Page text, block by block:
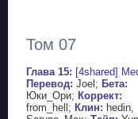
Том 07
Глава 15: [4shared]
Перевод: Joel; Бета:
Юки_Ори; Коррект:
from_hell; Клин: hedin,